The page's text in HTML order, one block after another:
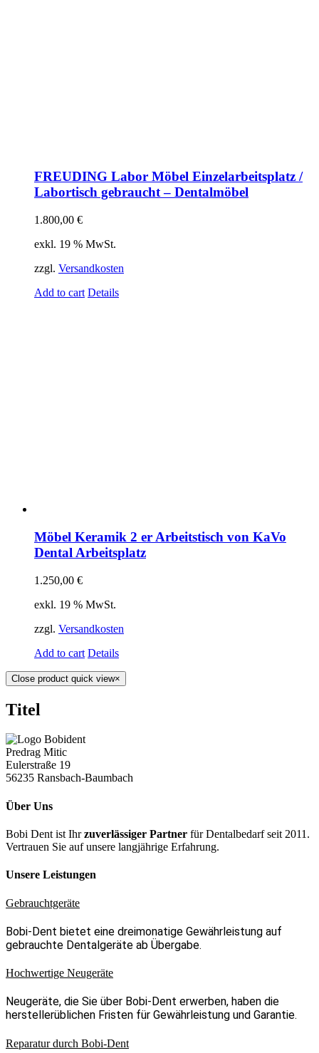
FREUDING Labor Möbel Einzelarbeitsplatz /
Labortisch gebraucht – Dentalmöbel
1.800,00 €
exkl. 19 % MwSt.
zzgl. Versandkosten
Add to cart Details
Möbel Keramik 2 er Arbeitstisch von KaVo
Dental Arbeitsplatz
1.250,00 €
exkl. 19 % MwSt.
zzgl. Versandkosten
Add to cart Details
Close product quick view×
Titel
Predrag Mitic
Eulerstraße 19
56235 Ransbach-Baumbach
Über Uns
Bobi Dent ist Ihrzuverlässiger Partner für Dentalbedarf seit 2011.
Vertrauen Sie auf unsere langjährige Erfahrung.
Unsere Leistungen
Gebrauchtgeräte
Bobi-Dent bietet eine dreimonatige Gewährleistung auf
gebrauchte Dentalgeräte ab Übergabe.
Hochwertige Neugeräte
Neugeräte, die Sie über Bobi-Dent erwerben, haben die
herstellerüblichen Fristen für Gewährleistung und Garantie.
Reparatur durch Bobi-Dent